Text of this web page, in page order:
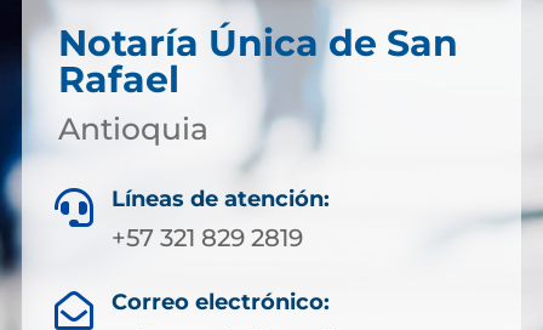
Notaría Única de San
Rafael
Antioquia
 Líneas de atención:
+57 321 829 2819
 Correo electrónico: